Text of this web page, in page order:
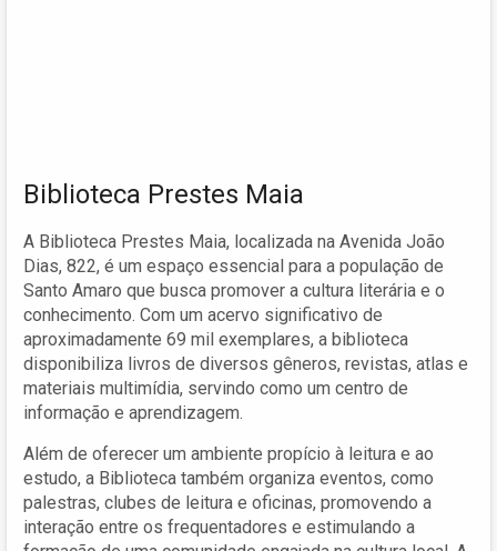
Biblioteca Prestes Maia
A Biblioteca Prestes Maia, localizada na Avenida João
Dias, 822, é um espaço essencial para a população de
Santo Amaro que busca promover a cultura literária e o
conhecimento. Com um acervo significativo de
aproximadamente 69 mil exemplares, a biblioteca
disponibiliza livros de diversos gêneros, revistas, atlas e
materiais multimídia, servindo como um centro de
informação e aprendizagem.
Além de oferecer um ambiente propício à leitura e ao
estudo, a Biblioteca também organiza eventos, como
palestras, clubes de leitura e oficinas, promovendo a
interação entre os frequentadores e estimulando a